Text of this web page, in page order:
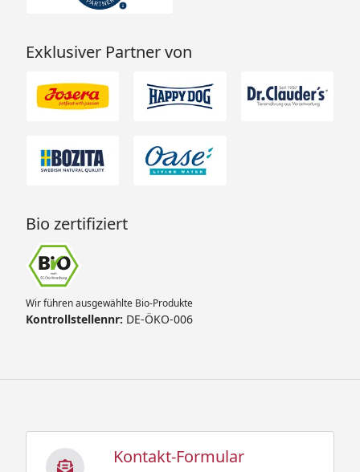
Exklusiver Partner von
Bio zertifiziert
Wir führen ausgewählte Bio-Produkte
Kontrollstellennr: DE-ÖKO-006
Kontakt-Formular